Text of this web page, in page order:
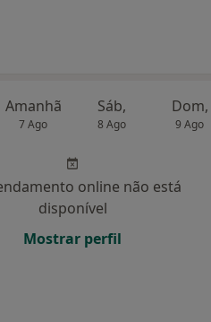
Amanhã
7 Ago
Sáb,
8 Ago
Dom,
9 Ago
online não está
disponível
Mostrar perfil